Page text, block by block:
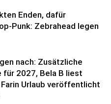
Enden, dafür
Punk: Zebrahead legen
nach: Zusätzliche
für 2027, Bela B liest
Farin Urlaub veröffentlicht